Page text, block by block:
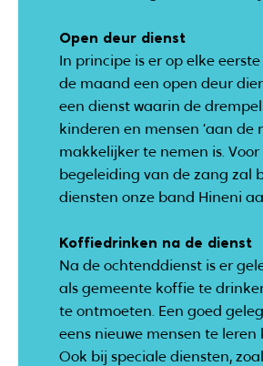
Open deur dienst
In principe is er op elke
de maand een open deur
een dienst waarin de
kinderen en mensen ‘aan de
makkelijker te nemen is. Voor
begeleiding van de zang zal
diensten onze band Hineni
Koffiedrinken na de dienst
Na de ochtenddienst is er
als gemeente koffie te
te ontmoeten. Een goed
eens nieuwe mensen te leren
Ook bij speciale diensten,